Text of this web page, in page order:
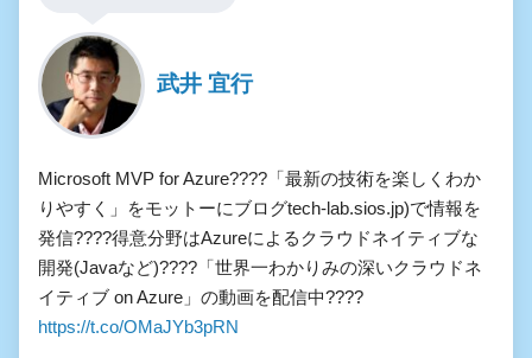
武井 宜行
Microsoft MVP for Azure????「最新の技術を楽しくわか
りやすく」をモットーにブログtech-lab.sios.jp)で情報を
発信????得意分野はAzureによるクラウドネイティブな
開発(Javaなど)????「世界一わかりみの深いクラウドネ
イティブ on Azure」の動画を配信中????
https://t.co/OMaJYb3pRN